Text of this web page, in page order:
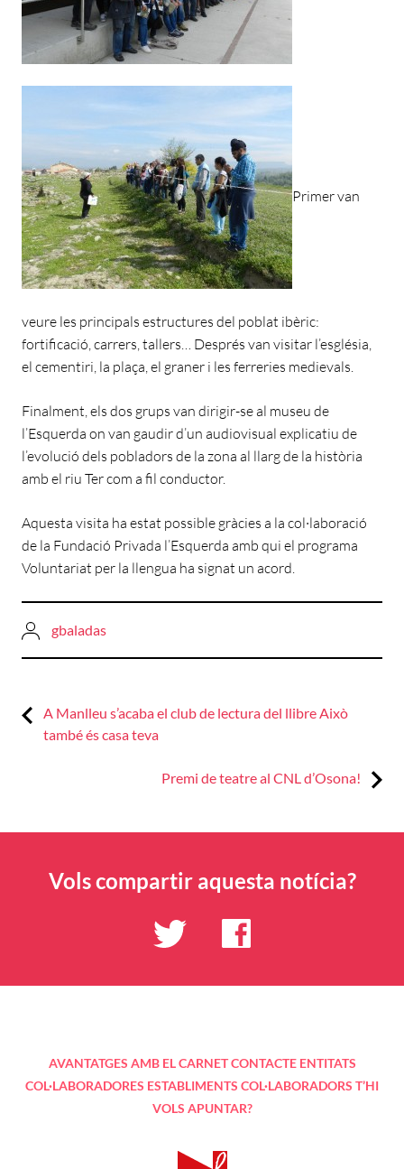
Primer van
veure les principals estructures del poblat ibèric:
fortificació, carrers, tallers… Després van visitar l’església,
el cementiri, la plaça, el graner i les ferreries medievals.
Finalment, els dos grups van dirigir-se al museu de
l’Esquerda on van gaudir d’un audiovisual explicatiu de
l’evolució dels pobladors de la zona al llarg de la història
amb el riu Ter com a fil conductor.
Aquesta visita ha estat possible gràcies a la col·laboració
de la Fundació Privada l’Esquerda amb qui el programa
Voluntariat per la llengua ha signat un acord.
gbaladas
Navegació
Previous:
A Manlleu s’acaba el club de lectura del llibre Això
també és casa teva
Next:
Premi de teatre al CNL d’Osona!
Vols compartir aquesta notícia?
AVANTATGES AMB EL CARNET CONTACTE ENTITATS
COL·LABORADORES ESTABLIMENTS COL·LABORADORS T’HI
VOLS APUNTAR?